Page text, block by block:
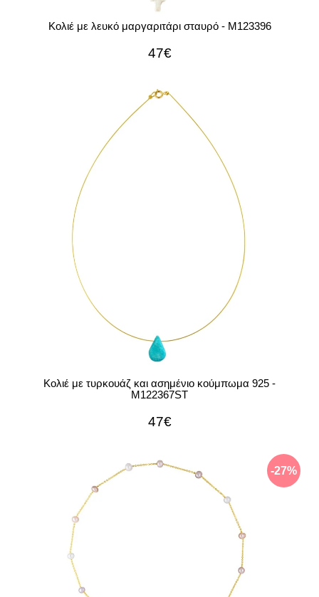
Κολιέ με λευκό μαργαριτάρι σταυρό - M123396
47€
Κολιέ με τυρκουάζ και ασημένιο κούμπωμα 925 -
M122367ST
47€
-27%